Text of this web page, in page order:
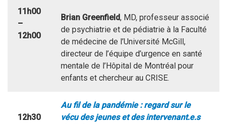
11h00
–
12h00
Brian Greenfield, MD, professeur associé
de psychiatrie et de pédiatrie à la Faculté
de médecine de l’Université McGill,
directeur de l’équipe d’urgence en santé
mentale de l’Hôpital de Montréal pour
enfants et chercheur au CRISE.
12h30
Au fil de la pandémie : regard sur le
vécu des jeunes et des intervenant.e.s